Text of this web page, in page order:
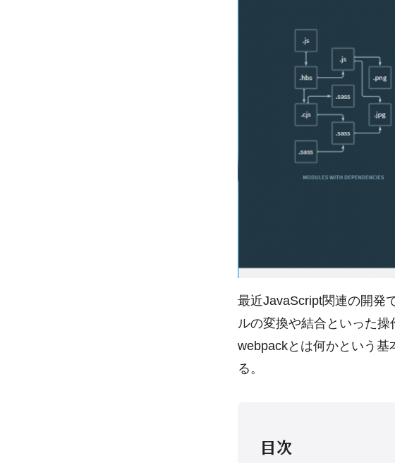
最近JavaScript関連の開発
ルの変換や結合といった操
webpackとは何かという
る。
目次